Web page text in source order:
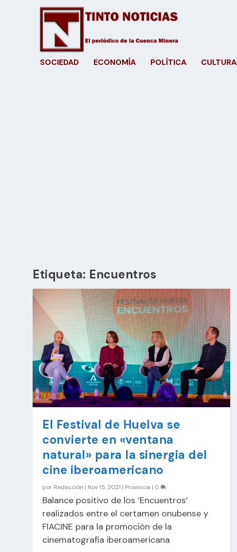
SOCIEDAD ECONOMÍA POLÍTICA CULTURA
Etiqueta: Encuentros
El Festival de Huelva se
convierte en «ventana
natural» para la sinergia del
cine iberoamericano
por Redacción | Nov 15, 2021 | Provincia | 0
Balance positivo de los ‘Encuentros’
realizados entre el certamen onubense y
FIACINE para la promoción de la
cinematografía iberoamericana